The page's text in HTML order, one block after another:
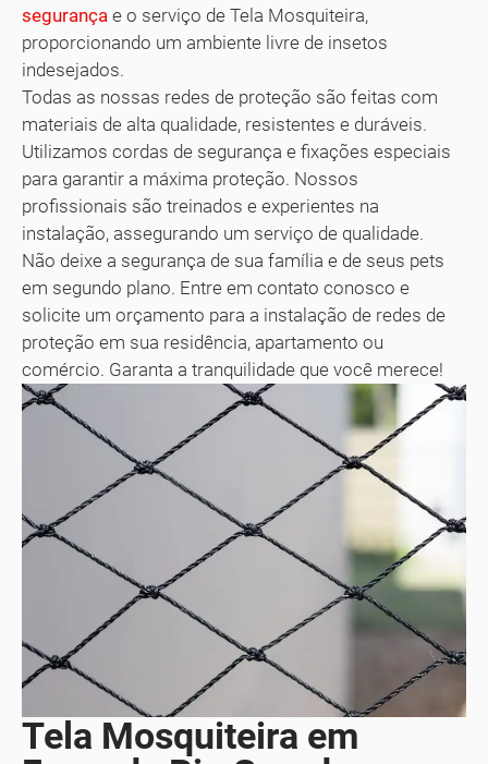
segurança e o serviço de Tela Mosquiteira,
proporcionando um ambiente livre de insetos
indesejados.
Todas as nossas redes de proteção são feitas com
materiais de alta qualidade, resistentes e duráveis.
Utilizamos cordas de segurança e fixações especiais
para garantir a máxima proteção. Nossos
profissionais são treinados e experientes na
instalação, assegurando um serviço de qualidade.
Não deixe a segurança de sua família e de seus pets
em segundo plano. Entre em contato conosco e
solicite um orçamento para a instalação de redes de
proteção em sua residência, apartamento ou
comércio. Garanta a tranquilidade que você merece!
Tela Mosquiteira em